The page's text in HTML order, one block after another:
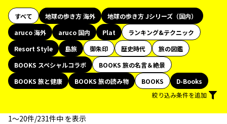
すべて 地球の歩き方 海外
地球の歩き方 Jシリーズ（国内）
aruco 海外
aruco 国内 Plat
ランキング&テクニック
Resort Style
島旅 御朱印 歴史時代
旅の図鑑
BOOKS スペシャルコラボ
BOOKS 旅の名言＆絶景
BOOKS 旅と健康
BOOKS 旅の読み物 BOOKS
D-Books
絞り込み条件を追加
1〜20件/231件中 を表示